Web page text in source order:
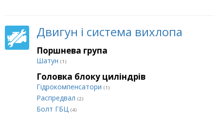
Двигун і система вихлопа
Поршнева група
Шатун (1)
Головка блоку циліндрів
Гідрокомпенсатори (1)
Распредвал (2)
Болт ГБЦ (4)